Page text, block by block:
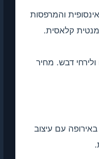
והמרפסות
קלאסית.
ולירחי דבש. מחיר
עם עיצוב